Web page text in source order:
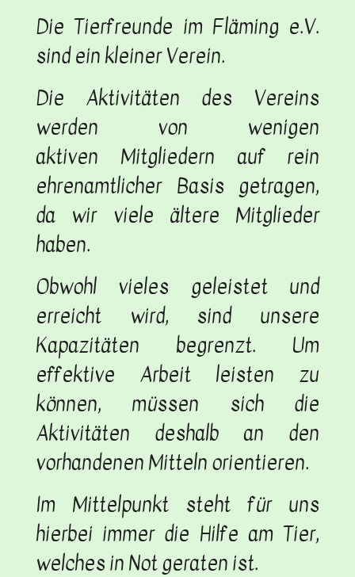
Die Tierfreunde im Fläming e.V.
sind ein kleiner Verein.
Die Aktivitäten des Vereins
werden von wenigen
aktiven Mitgliedern auf rein
ehrenamtlicher Basis getragen,
da wir viele ältere Mitglieder
haben.
Obwohl vieles geleistet und
erreicht wird, sind unsere
Kapazitäten begrenzt. Um
effektive Arbeit leisten zu
können, müssen sich die
Aktivitäten deshalb an den
vorhandenen Mitteln orientieren.
Im Mittelpunkt steht für uns
hierbei immer die Hilfe am Tier,
welches in Not geraten ist.